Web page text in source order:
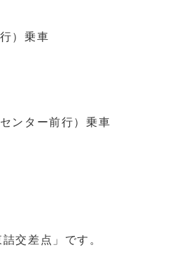
）乗車
ンター前行）乗車
交差点」です。